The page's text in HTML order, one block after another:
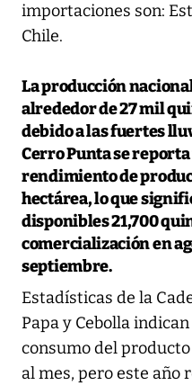
importaciones son:
Chile.
La producción
alrededor de 27 mil
debido a las fuertes
Cerro Punta se reporta
rendimiento de
hectárea, lo que
disponibles 21,700
comercialización en
septiembre.
Estadísticas de la
Papa y Cebolla
consumo del
al mes, pero este año